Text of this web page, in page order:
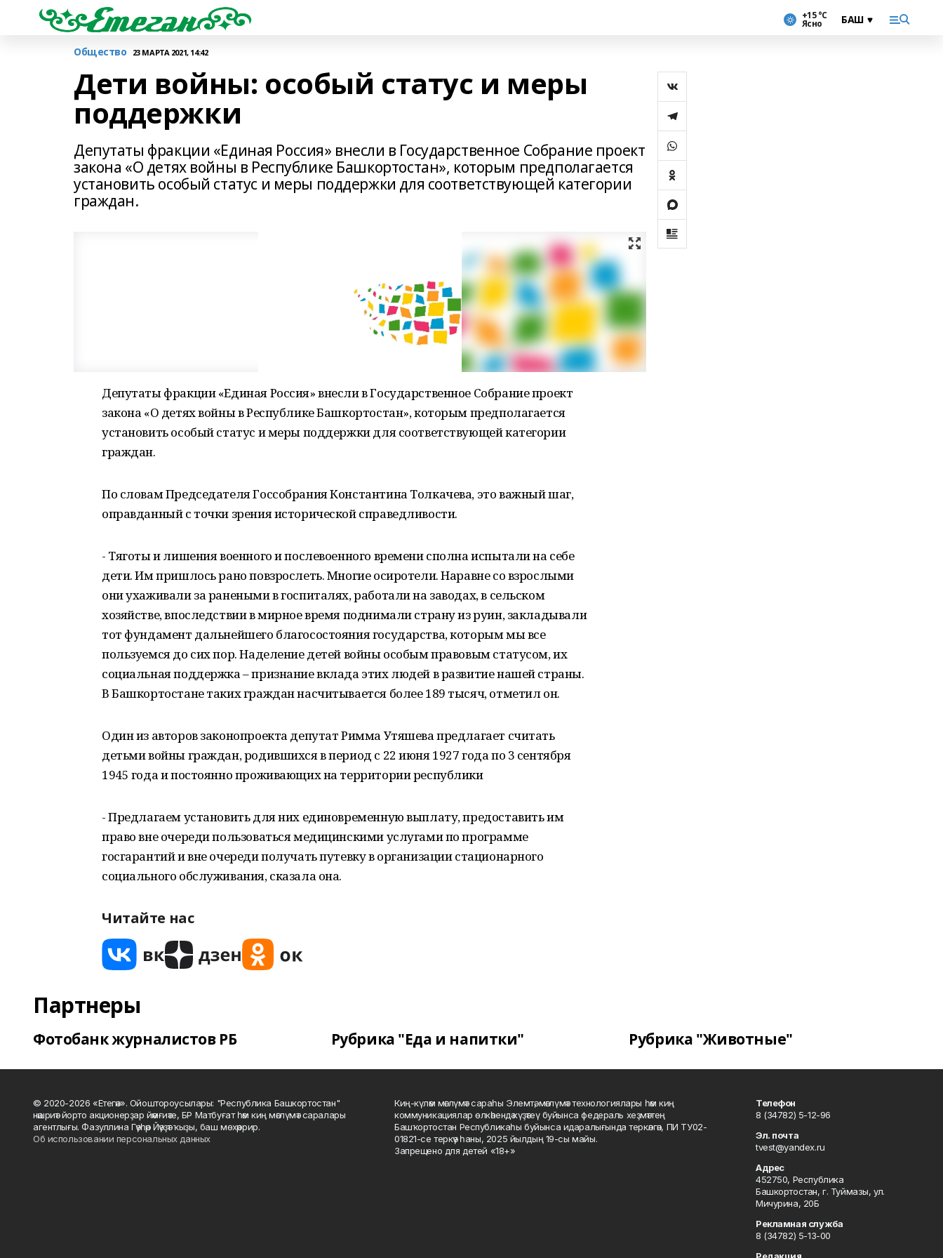
+15 °С
Ясно
Общество 23 МАРТА 2021, 14:42
Дети войны: особый статус и меры
поддержки
Депутаты фракции «Единая Россия» внесли в Государственное Собрание проект
закона «О детях войны в Республике Башкортостан», которым предполагается
установить особый статус и меры поддержки для соответствующей категории
граждан.
Депутаты фракции «Единая Россия» внесли в Государственное Собрание проект
закона «О детях войны в Республике Башкортостан», которым предполагается
установить особый статус и меры поддержки для соответствующей категории
граждан.
По словам Председателя Госсобрания Константина Толкачева, это важный шаг,
оправданный с точки зрения исторической справедливости.
- Тяготы и лишения военного и послевоенного времени сполна испытали на себе
дети. Им пришлось рано повзрослеть. Многие осиротели. Наравне со взрослыми
они ухаживали за ранеными в госпиталях, работали на заводах, в сельском
хозяйстве, впоследствии в мирное время поднимали страну из руин, закладывали
тот фундамент дальнейшего благосостояния государства, которым мы все
пользуемся до сих пор. Наделение детей войны особым правовым статусом, их
социальная поддержка – признание вклада этих людей в развитие нашей страны.
В Башкортостане таких граждан насчитывается более 189 тысяч, отметил он.
Один из авторов законопроекта депутат Римма Утяшева предлагает считать
детьми войны граждан, родившихся в период с 22 июня 1927 года по 3 сентября
1945 года и постоянно проживающих на территории республики
- Предлагаем установить для них единовременную выплату, предоставить им
право вне очереди пользоваться медицинскими услугами по программе
госгарантий и вне очереди получать путевку в организации стационарного
социального обслуживания, сказала она.
Читайте нас
Партнеры
Фотобанк журналистов РБ Рубрика "Еда и напитки" Рубрика "Животные"
© 2020-2026 «Етегән». Ойоштороусылары: "Республика Башкортостан"
нәшриәт йорто акционерҙар йәмғиәте, БР Матбуғат һәм киң мәғлүмәт саралары
агентлығы. Фазуллина Гәүһәр Йәүҙәт ҡыҙы, баш мөхәррир.
Об использовании персональных данных
Киң-күләм мәғлүмәт сараһы Элемтә, мәғлүмәт технологиялары һәм киң
коммуникациялар өлкәһендә күҙәтеү буйынса федераль хеҙмәттең
Башҡортостан Республикаһы буйынса идаралығында теркәлгән, ПИ ТУ02-
01821-се теркәү һаны, 2025 йылдың 19-сы майы.
Запрещено для детей «18+»
Телефон
8 (34782) 5-12-96
Эл. почта
tvest@yandex.ru
Адрес
452750, Республика
Башкортостан, г. Туймазы, ул.
Мичурина, 20Б
Рекламная служба
8 (34782) 5-13-00